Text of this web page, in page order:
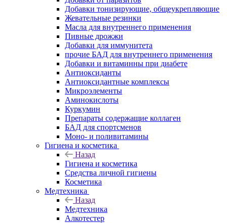
Добавки тонизирующие, общеукрепляющие
Жевательные резинки
Масла для внутреннего применения
Пивные дрожжи
Добавки для иммунитета
прочие БАД для внутреннего применения
Добавки и витаминны при диабете
Антиоксиданты
Антиоксидантные комплексы
Микроэлементы
Аминокислоты
Куркумин
Препараты содержащие коллаген
БАД для спортсменов
Моно- и поливитамины
Гигиена и косметика
Назад
Гигиена и косметика
Средства личной гигиены
Косметика
Медтехника
Назад
Медтехника
Алкотестер